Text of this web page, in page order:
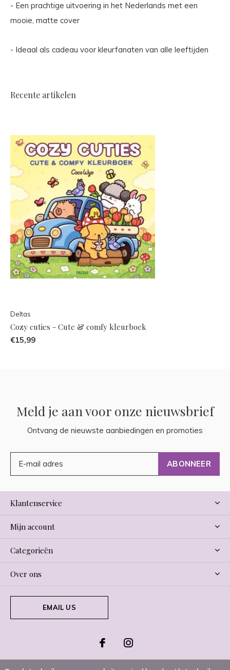
- Een prachtige uitvoering in het Nederlands met een
mooie, matte cover
- Ideaal als cadeau voor kleurfanaten van alle leeftijden
Recente artikelen
Deltas
Cozy cuties - Cute & comfy kleurboek
€15,99
Meld je aan voor onze nieuwsbrief
Ontvang de nieuwste aanbiedingen en promoties
ABONNEER
Klantenservice
Mijn account
Categorieën
Over ons
EMAIL US